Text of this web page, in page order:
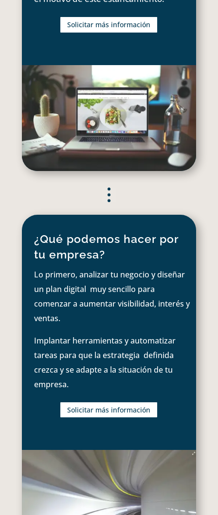
Solicitar más información
¿Qué podemos hacer por
tu empresa?
Lo primero, analizar tu negocio y diseñar
un plan digital muy sencillo para
comenzar a aumentar visibilidad, interés y
ventas.
Implantar herramientas y automatizar
tareas para que la estrategia definida
crezca y se adapte a la situación de tu
empresa.
Solicitar más información